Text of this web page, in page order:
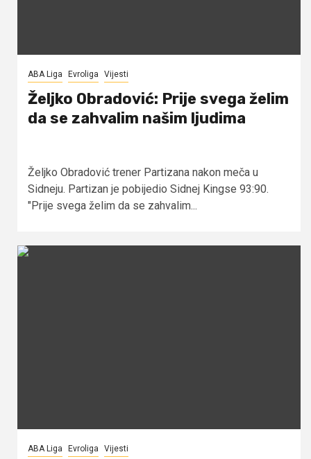
ABA Liga Evroliga Vijesti
Željko Obradović: Prije svega želim
da se zahvalim našim ljudima
Željko Obradović trener Partizana nakon meča u
Sidneju. Partizan je pobijedio Sidnej Kingse 93:90.
"Prije svega želim da se zahvalim...
ABA Liga Evroliga Vijesti